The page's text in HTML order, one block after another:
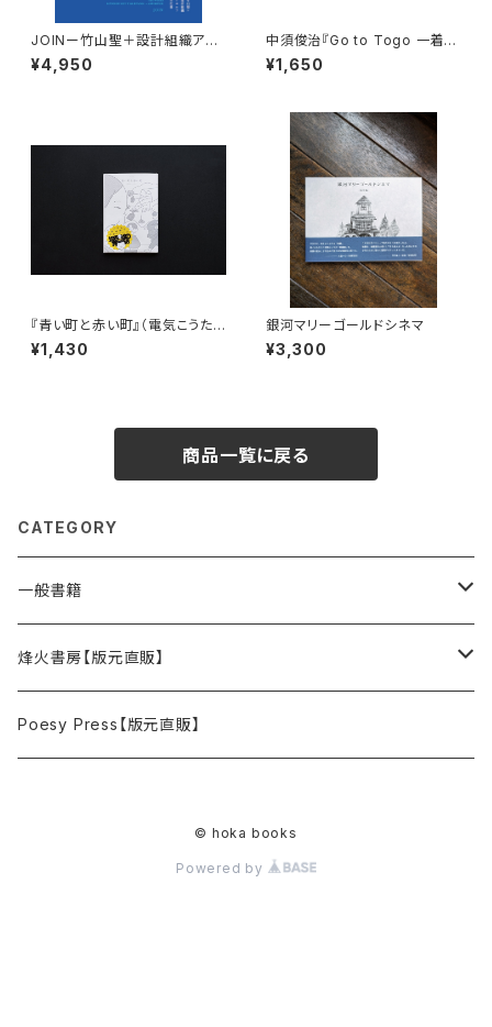
JOINー竹山聖＋設計組織アモ
ルフの仕事
¥4,950
中須俊治『Go to Togo 一着の
服を旅してつくる』烽火書房
¥1,650
『青い町と赤い町』（電気こうたろ
う短編漫画ライブラリ 境界線の
発明）
¥1,430
銀河マリーゴールドシネマ
¥3,300
商品一覧に戻る
CATEGORY
一般書籍
単行本
ZIME・リトルプレス
烽火書房【版元直販】
単行本
Poesy Press【版元直販】
© hoka books
Powered by